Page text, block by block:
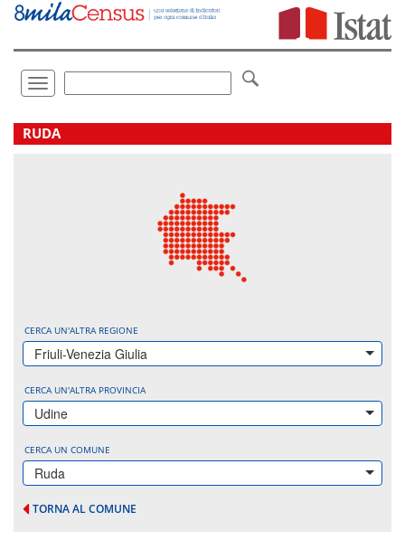
Vai
direttamente
Toggle
navigation
.
RUDA
CERCA UN'ALTRA REGIONE
Friuli-Venezia Giulia
CERCA UN'ALTRA PROVINCIA
Udine
CERCA UN COMUNE
Ruda
TORNA AL COMUNE